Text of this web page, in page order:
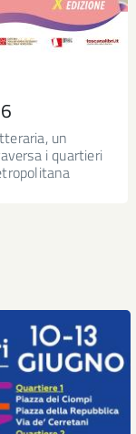
un
i quartieri